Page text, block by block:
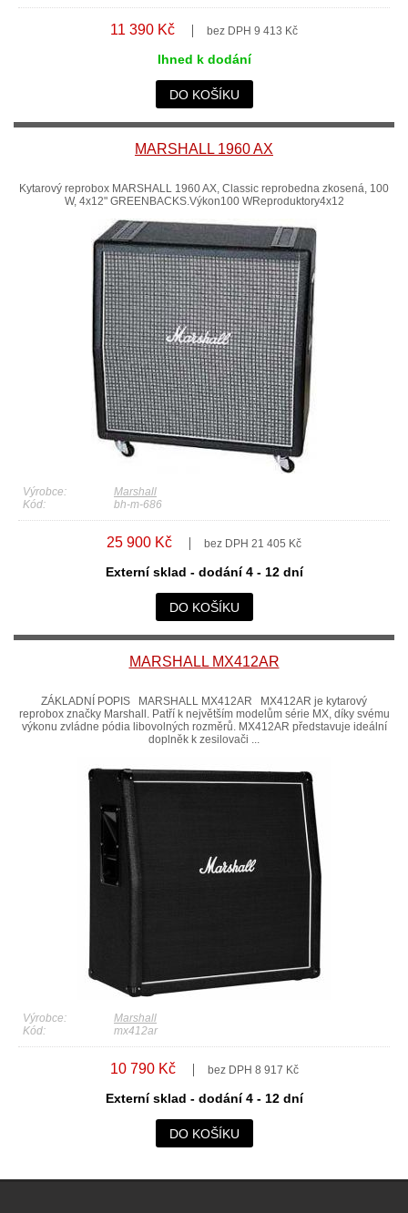
11 390 Kč bez DPH 9 413 Kč
Ihned k dodání
DO KOŠÍKU
MARSHALL 1960 AX
Kytarový reprobox MARSHALL 1960 AX, Classic reprobedna zkosená, 100
W, 4x12" GREENBACKS.Výkon100 WReproduktory4x12
Výrobce:
Marshall
Kód:
bh-m-686
25 900 Kč bez DPH 21 405 Kč
Externí sklad - dodání 4 - 12 dní
DO KOŠÍKU
MARSHALL MX412AR
ZÁKLADNÍ POPIS MARSHALL MX412AR MX412AR je kytarový
reprobox značky Marshall. Patří k největším modelům série MX, díky svému
výkonu zvládne pódia libovolných rozměrů. MX412AR představuje ideální
doplněk k zesilovači ...
Výrobce:
Marshall
Kód:
mx412ar
10 790 Kč bez DPH 8 917 Kč
Externí sklad - dodání 4 - 12 dní
DO KOŠÍKU